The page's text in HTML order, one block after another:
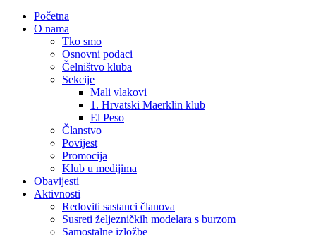
Početna
O nama
Tko smo
Osnovni podaci
Čelništvo kluba
Sekcije
Mali vlakovi
1. Hrvatski Maerklin klub
El Peso
Članstvo
Povijest
Promocija
Klub u medijima
Obavijesti
Aktivnosti
Redoviti sastanci članova
Susreti željezničkih modelara s burzom
Samostalne izložbe